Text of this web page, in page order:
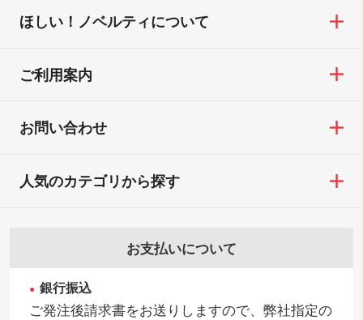
ほしい！ノベルティについて
ご利用案内
お問い合わせ
お支払いについて
銀行振込
ご発注後請求書をお送りしますので、弊社指定の
人気のカテゴリから探す